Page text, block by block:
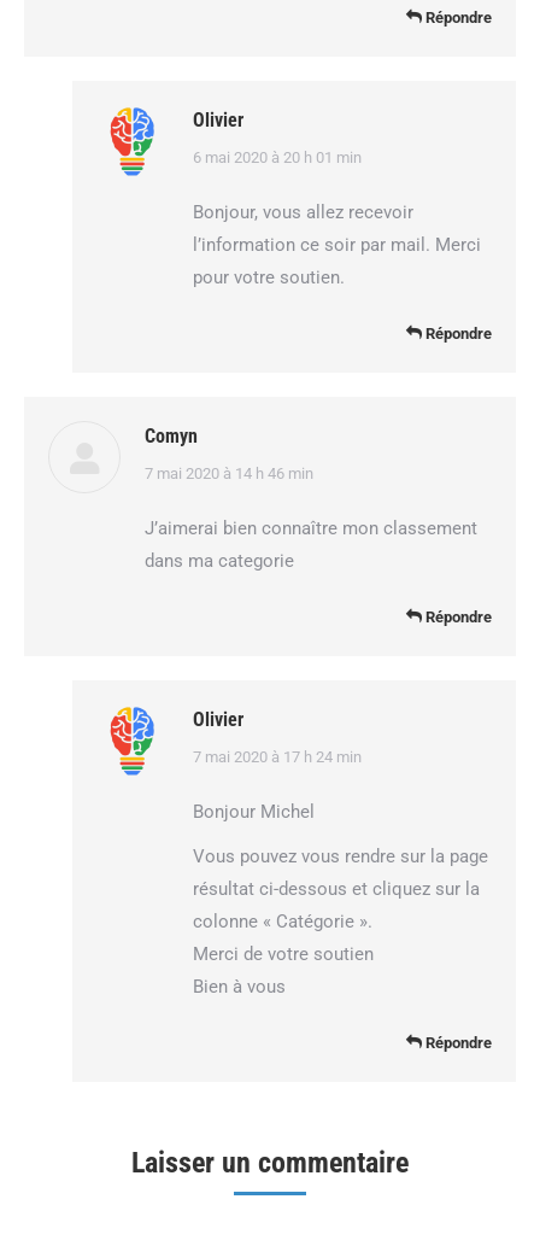
Répondre
Olivier
dit
6 mai 2020 à 20 h 01 min
Bonjour, vous allez recevoir
l’information ce soir par mail. Merci
pour votre soutien.
Répondre
Comyn
dit
7 mai 2020 à 14 h 46 min
J’aimerai bien connaître mon classement
dans ma categorie
Répondre
Olivier
dit
7 mai 2020 à 17 h 24 min
Bonjour Michel
Vous pouvez vous rendre sur la page
résultat ci-dessous et cliquez sur la
colonne « Catégorie ».
Merci de votre soutien
Bien à vous
Répondre
Laisser un commentaire